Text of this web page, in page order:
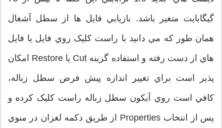
گيگابايت متغير باشد. بازيابي فايل ها از سطل آشغال
همان طور که مي دانيد با راست کليک روي فايل يا فايل
هاي از دست رفته و استفاده گزينه Cut يا Restore امکان
پذير است براي تغيير اندازه پيش فرض سطل زباله،
کافي است روي آيکون سطل زباله راست کليک کرده و
پس از انتخاب Properties از طريق دکمه لغزان در منوي